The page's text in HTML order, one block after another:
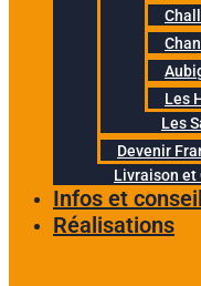
Les
Les
Devenir
Livraison
Infos et
Réalisations